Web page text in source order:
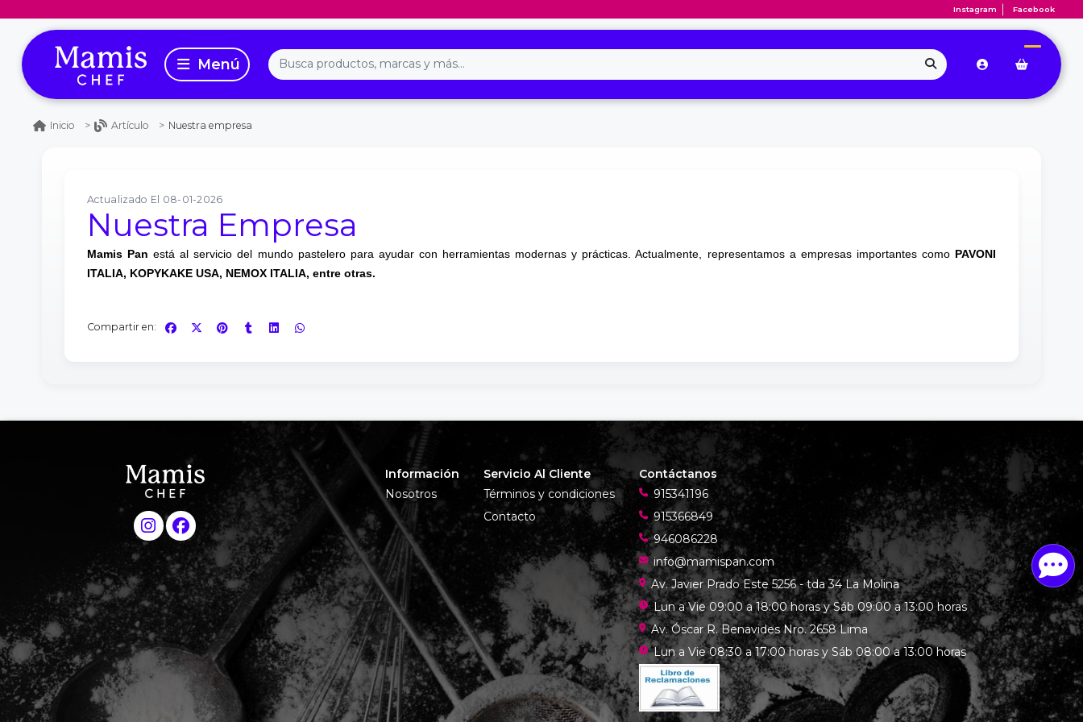
Instagram Facebook
Inicio Artículo Nuestra empresa
Actualizado El 08-01-2026
Nuestra Empresa
Mamis Pan está al servicio del mundo pastelero para ayudar con herramientas modernas y prácticas. Actualmente, representamos a empresas importantes como PAVONI
ITALIA, KOPYKAKE USA, NEMOX ITALIA, entre otras.
Compartir en:
Información
Nosotros
Servicio Al Cliente
Términos y condiciones
Contacto
Contáctanos
915341196
915366849
946086228
info@mamispan.com
Av. Javier Prado Este 5256 - tda 34 La Molina
Lun a Vie 09:00 a 18:00 horas y Sáb 09:00 a 13:00 horas
Av. Óscar R. Benavides Nro. 2658 Lima
Lun a Vie 08:30 a 17:00 horas y Sáb 08:00 a 13:00 horas